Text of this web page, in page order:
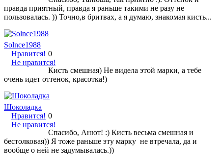
правда приятный, правда я раньше такими не разу не
пользовалась. )) Точно,в бритвах, а я думаю, знакомая кисть...
Solnce1988
Нравится!
Не нравится!
0
Кисть смешная) Не видела этой марки, а тебе
очень идет оттенок, красотка!)
Шоколадка
Нравится!
Не нравится!
0
Спасибо, Анют! :) Кисть весьма смешная и
бестолковая)) Я тоже раньше эту марку не втречала, да и
вообще о ней не задумывалась.))